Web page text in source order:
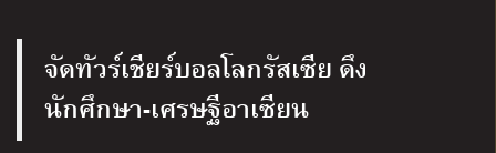
จัดทัวร์เชียร์บอลโลกรัสเซีย ดึง
นักศึกษา-เศรษฐีอาเซียน